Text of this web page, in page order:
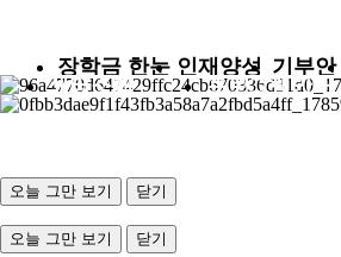
센터소개 프로그램안내
장학금 한눈
에
인재양성
사업
기부안
내
오늘 그만 보기 닫기
오늘 그만 보기 닫기